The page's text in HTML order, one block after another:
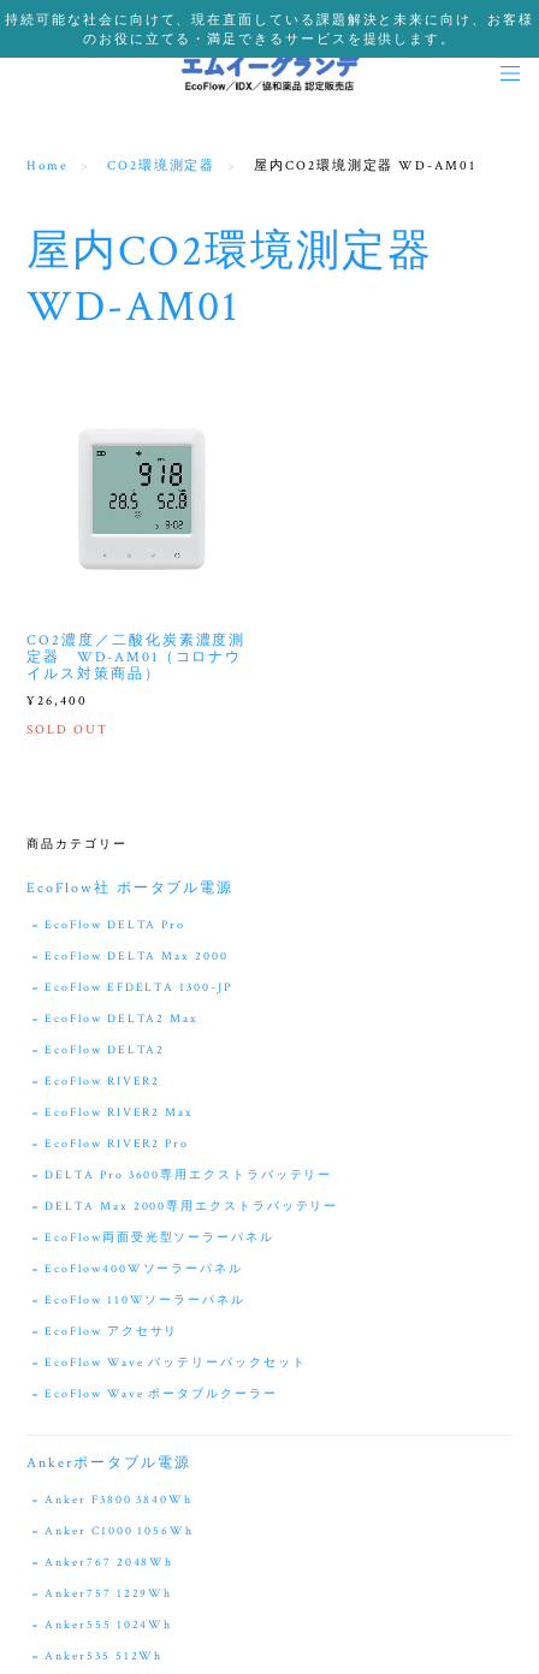
持続可能な社会に向けて、現在直面している課題解決と未来に向け、お客様
のお役に立てる・満足できるサービスを提供します。
Home CO2環境測定器 屋内CO2環境測定器 WD-AM01
屋内CO2環境測定器
WD-AM01
CO2濃度／二酸化炭素濃度測
定器 WD-AM01（コロナウ
イルス対策商品）
¥26,400
SOLD OUT
商品カテゴリー
EcoFlow社 ポータブル電源
EcoFlow DELTA Pro
EcoFlow DELTA Max 2000
EcoFlow EFDELTA 1300-JP
EcoFlow DELTA2 Max
EcoFlow DELTA2
EcoFlow RIVER2
EcoFlow RIVER2 Max
EcoFlow RIVER2 Pro
DELTA Pro 3600専用エクストラバッテリー
DELTA Max 2000専用エクストラバッテリー
EcoFlow両面受光型ソーラーパネル
EcoFlow400Wソーラーパネル
EcoFlow 110Wソーラーパネル
EcoFlow アクセサリ
EcoFlow Wave バッテリーパックセット
EcoFlow Wave ポータブルクーラー
Ankerポータブル電源
Anker F3800 3840Wh
Anker C1000 1056Wh
Anker767 2048Wh
Anker757 1229Wh
Anker555 1024Wh
Anker535 512Wh